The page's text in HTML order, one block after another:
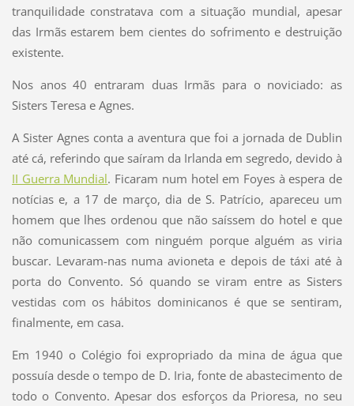
tranquilidade constratava com a situação mundial, apesar
das Irmãs estarem bem cientes do sofrimento e destruição
existente.
Nos anos 40 entraram duas Irmãs para o noviciado: as
Sisters Teresa e Agnes.
A Sister Agnes conta a aventura que foi a jornada de Dublin
até cá, referindo que saíram da Irlanda em segredo, devido à
II Guerra Mundial. Ficaram num hotel em Foyes à espera de
notícias e, a 17 de março, dia de S. Patrício, apareceu um
homem que lhes ordenou que não saíssem do hotel e que
não comunicassem com ninguém porque alguém as viria
buscar. Levaram-nas numa avioneta e depois de táxi até à
porta do Convento. Só quando se viram entre as Sisters
vestidas com os hábitos dominicanos é que se sentiram,
finalmente, em casa.
Em 1940 o Colégio foi expropriado da mina de água que
possuía desde o tempo de D. Iria, fonte de abastecimento de
todo o Convento. Apesar dos esforços da Prioresa, no seu